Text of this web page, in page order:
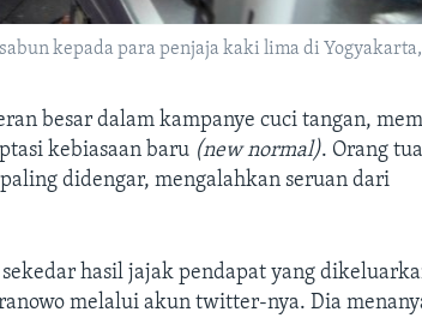
kepada para penjaja kaki lima di
besar dalam kampanye cuci tangan,
kebiasaan baru (new normal). Orang
didengar, mengalahkan seruan dari
hasil jajak pendapat yang
melalui akun twitter-nya. Dia